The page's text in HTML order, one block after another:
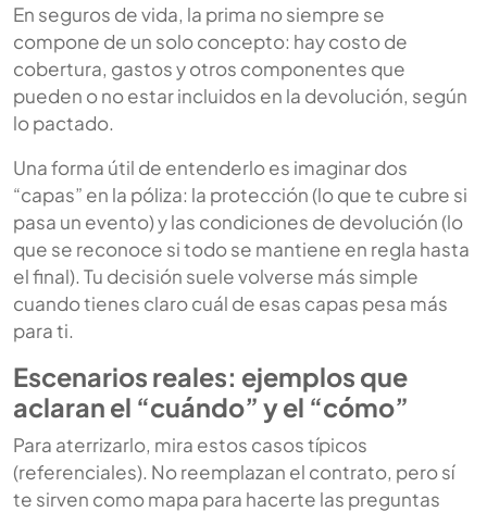
En seguros de vida, la prima no siempre se
compone de un solo concepto: hay costo de
cobertura, gastos y otros componentes que
pueden o no estar incluidos en la devolución, según
lo pactado.
Una forma útil de entenderlo es imaginar dos
“capas” en la póliza: la protección (lo que te cubre si
pasa un evento) y las condiciones de devolución (lo
que se reconoce si todo se mantiene en regla hasta
el final). Tu decisión suele volverse más simple
cuando tienes claro cuál de esas capas pesa más
para ti.
Escenarios reales: ejemplos que
aclaran el “cuándo” y el “cómo”
Para aterrizarlo, mira estos casos típicos
(referenciales). No reemplazan el contrato, pero sí
te sirven como mapa para hacerte las preguntas